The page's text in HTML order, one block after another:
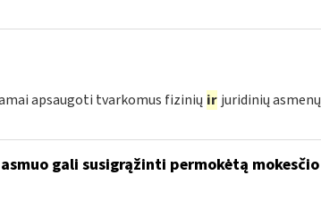
apsaugoti tvarkomus fizinių ir juridinių asmenų
gali susigrąžinti permokėtą mokesčio